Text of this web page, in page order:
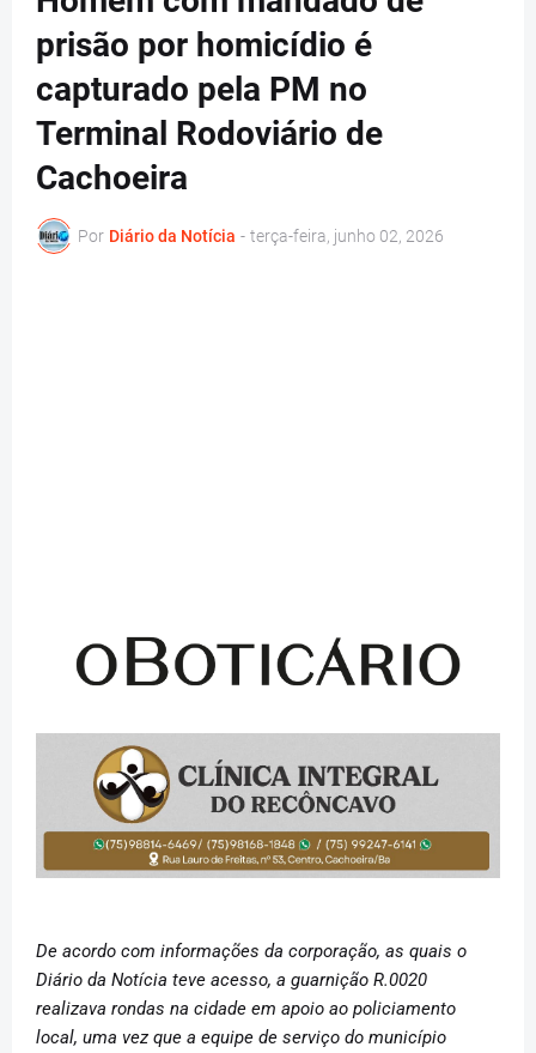
prisão por homicídio é
capturado pela PM no
Terminal Rodoviário de
Cachoeira
Por Diário da Notícia - terça-feira, junho 02, 2026
De acordo com informações da corporação, as quais o
Diário da Notícia teve acesso, a guarnição R.0020
realizava rondas na cidade em apoio ao policiamento
local, uma vez que a equipe de serviço do município